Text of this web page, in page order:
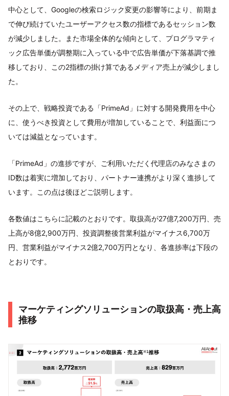
中心として、Googleの検索ロジック変更の影響等により、前期ま
で伸び続けていたユーザーアクセス数の指標であるセッション数
が減少しました。また市場全体的な傾向として、プログラマティ
ック広告単価が調整期に入っている中で広告単価が下落基調で推
移しており、この2指標の掛け算であるメディア売上が減少しまし
た。
その上で、戦略投資である「PrimeAd」に対する開発費用を中心
に、使うべき投資として費用が増加していることで、利益面につ
いては減益となっています。
「PrimeAd」の進捗ですが、ご利用いただく代理店のみなさまの
ID数は着実に増加しており、パートナー連携がより深く進捗して
います。この点は後ほどご説明します。
各数値はこちらに記載のとおりです。取扱高が27億7,200万円、売
上高が8億2,900万円、投資調整後営業利益がマイナス6,700万
円、営業利益がマイナス2億2,700万円となり、各進捗率は下段の
とおりです。
マーケティングソリューションの取扱高・売上高
推移